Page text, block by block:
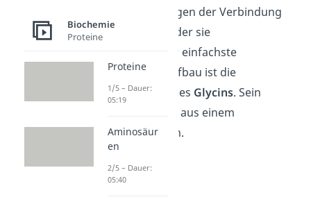
Reaktionsvermögen der Verbindung
beeinflussen, in der sie
vorkommen. Der einfachste
Aminosäuren-Aufbau ist die
Strukturformel des Glycins. Sein
besteht nur aus einem
Wasserstoffatom.
Biochemie
Proteine
Proteine
1/5 – Dauer:
05:19
Aminosäur
en
2/5 – Dauer:
05:40